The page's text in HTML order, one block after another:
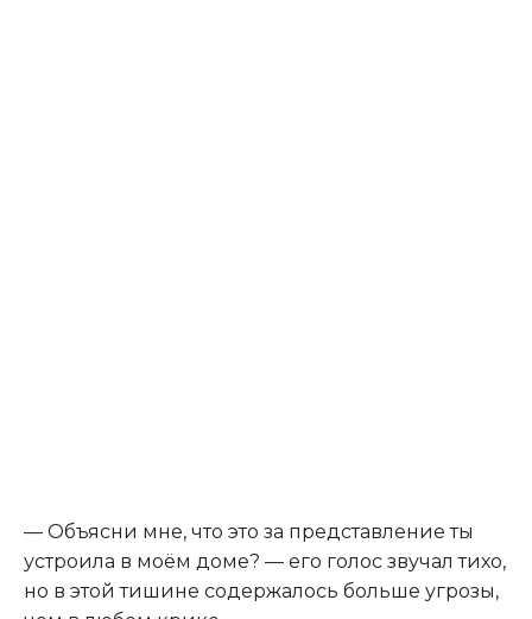
— Объясни мне, что это за представление ты
устроила в моём доме? — его голос звучал тихо,
но в этой тишине содержалось больше угрозы,